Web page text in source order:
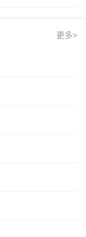
更多>